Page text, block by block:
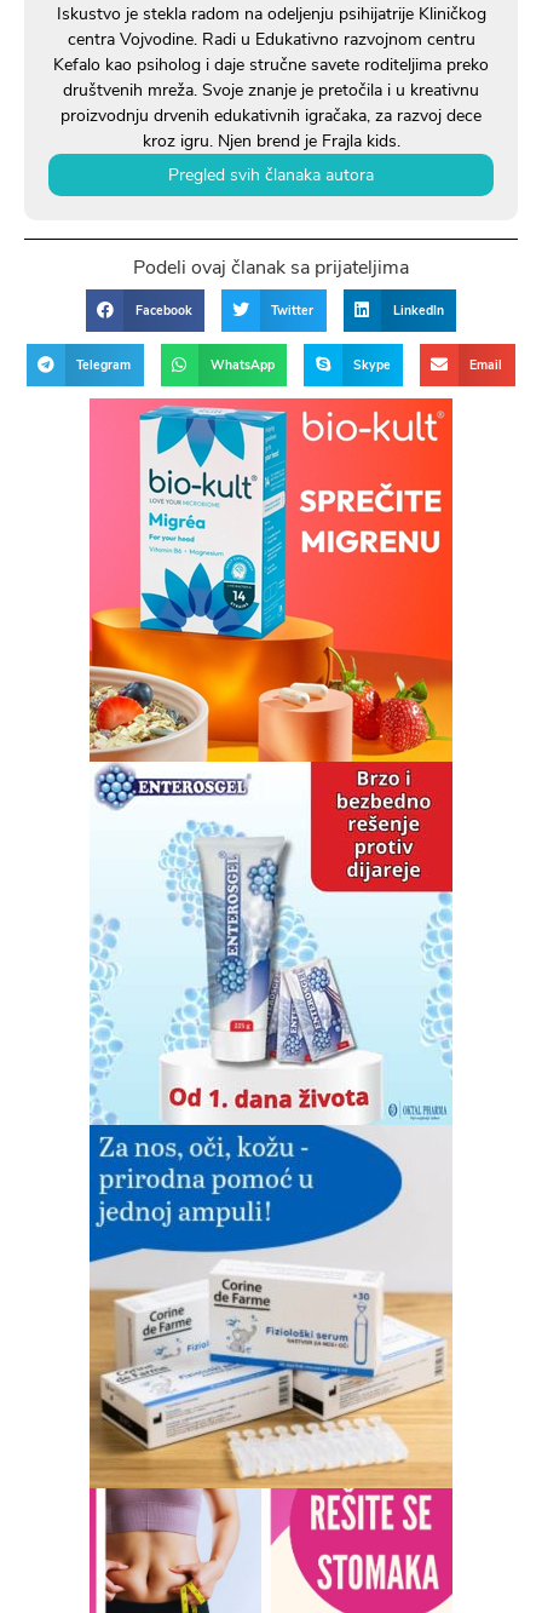
Iskustvo je stekla radom na odeljenju psihijatrije Kliničkog
centra Vojvodine. Radi u Edukativno razvojnom centru
Kefalo kao psiholog i daje stručne savete roditeljima preko
društvenih mreža. Svoje znanje je pretočila i u kreativnu
proizvodnju drvenih edukativnih igračaka, za razvoj dece
kroz igru. Njen brend je Frajla kids.
Pregled svih članaka autora
Podeli ovaj članak sa prijateljima
Facebook Twitter LinkedIn
Telegram WhatsApp Skype Email